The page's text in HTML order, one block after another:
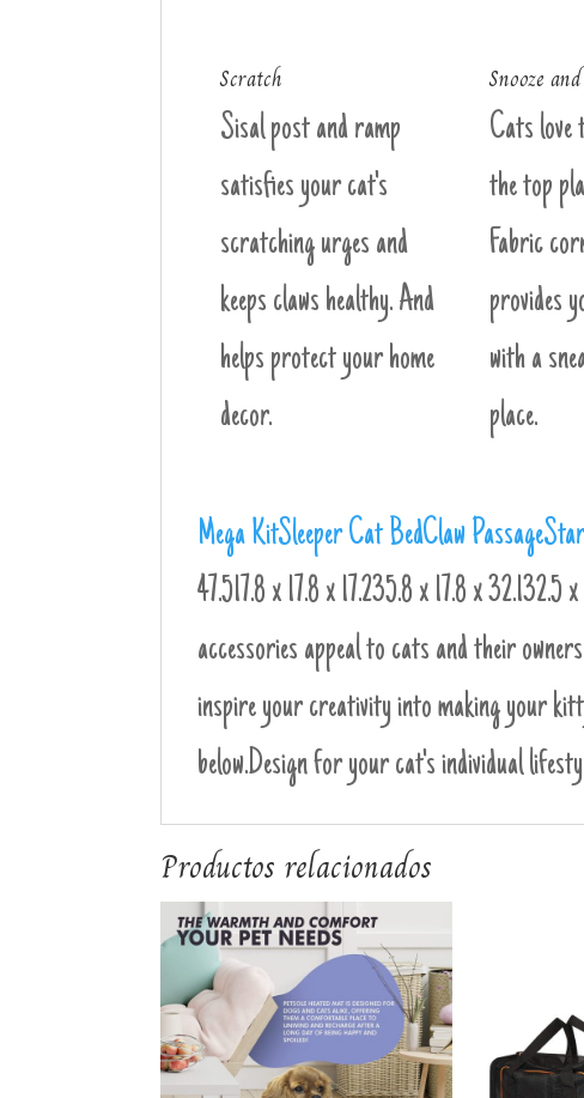
Scratch
Sisal post and ramp
satisfies your cat's
scratching urges and
keeps claws healthy. And
helps protect your home
decor.
Snooze
Cats love
the top
Fabric
provides
with a
place.
Mega KitSleeper Cat BedClaw Passage
47.517.8 x 17.8 x 17.235.8 x 17.8 x 32.132.5 x
accessories appeal to cats and their
inspire your creativity into making your
below.Design for your cat's individual
Productos relacionados